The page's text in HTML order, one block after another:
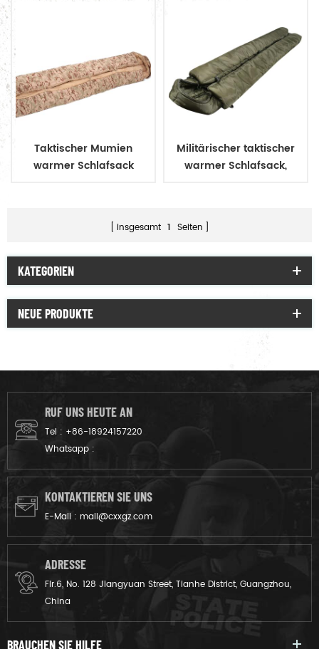
Taktischer Mumien
warmer Schlafsack
Militärischer taktischer
warmer Schlafsack,
insgesamt 1 Seiten
KATEGORIEN
NEUE PRODUKTE
RUF UNS HEUTE AN
Tel : +86-18924157220
Whatsapp :
KONTAKTIEREN SIE UNS
E-Mail : mail@cxxgz.com
ADRESSE
Flr.6, No. 128 Jiangyuan Street, Tianhe District, Guangzhou,
China
BRAUCHEN SIE HILFE